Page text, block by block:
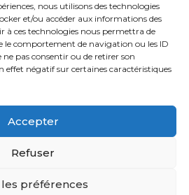
nous utilisons des technologies
et/ou accéder aux informations des
à ces technologies nous permettra de
le comportement de navigation ou les ID
ne pas consentir ou de retirer son
négatif sur certaines caractéristiques
Accepter
Refuser
les préférences
450 229-2992
50 rue morin,
Sainte-Adèle, Québec
J8B 2P7
Partager
Politique